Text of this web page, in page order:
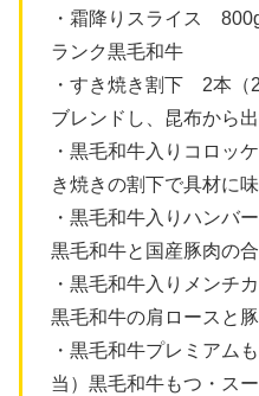
・霜降りスライス
ランク黒毛和牛
・すき焼き割下 2本（
ブレンドし、昆布から
・黒毛和牛入りコロッ
き焼きの割下で具材に
・黒毛和牛入りハンバ
黒毛和牛と国産豚肉の
・黒毛和牛入りメンチ
黒毛和牛の肩ロースと
・黒毛和牛プレミアム
当）黒毛和牛もつ・ス